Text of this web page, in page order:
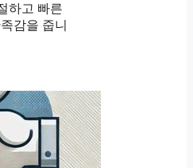
하고 빠른
감을 줍니